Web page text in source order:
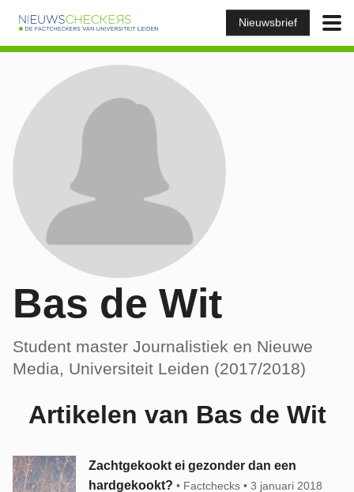
Nieuwsbrief
Bas de Wit
Student master Journalistiek en Nieuwe
Media, Universiteit Leiden (2017/2018)
Artikelen van Bas de Wit
Zachtgekookt ei gezonder dan een
hardgekookt?
Factchecks
3 januari 2018